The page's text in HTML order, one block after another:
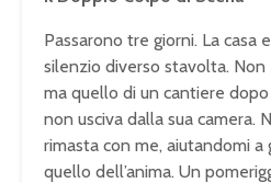
Passarono tre giorni. La casa
silenzio diverso stavolta.
ma quello di un cantiere dopo
non usciva dalla sua camera.
rimasta con me, aiutandomi
quello dell’anima. Un